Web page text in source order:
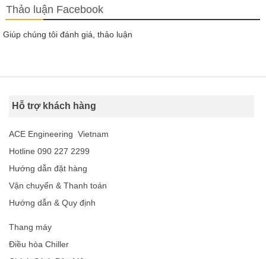
Thảo luận Facebook
Giúp chúng tôi đánh giá, thảo luận
Hỗ trợ khách hàng
ACE Engineering Vietnam
Hotline 090 227 2299
Hướng dẫn đặt hàng
Vận chuyển & Thanh toán
Hướng dẫn & Quy định
Thang máy
Điều hòa Chiller